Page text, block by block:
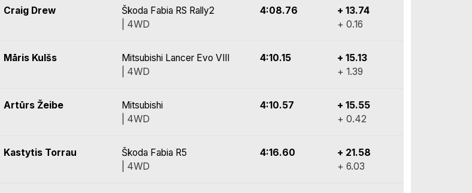
Craig Drew
Škoda Fabia RS Rally2
| 4WD
4:08.76
+ 13.74
+ 0.16
Māris Kulšs
Mitsubishi Lancer Evo VIII
| 4WD
4:10.15
+ 15.13
+ 1.39
Artūrs Žeibe
Mitsubishi
| 4WD
4:10.57
+ 15.55
+ 0.42
Kastytis Torrau
Škoda Fabia R5
| 4WD
4:16.60
+ 21.58
+ 6.03